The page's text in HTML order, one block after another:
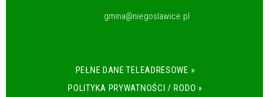
gmina@niegoslawice.pl
PEŁNE DANE TELEADRESOWE »
POLITYKA PRYWATNOŚCI / RODO »